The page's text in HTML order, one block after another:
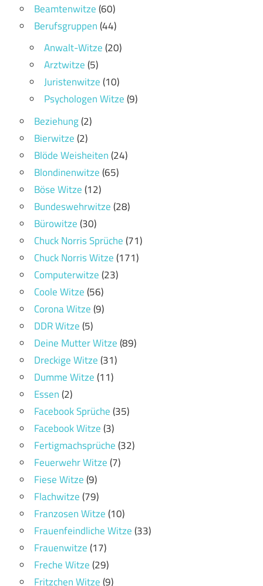
Beamtenwitze(60)
Berufsgruppen(44)
Anwalt-Witze(20)
Arztwitze(5)
Juristenwitze(10)
Psychologen Witze(9)
Beziehung(2)
Bierwitze(2)
Blöde Weisheiten(24)
Blondinenwitze(65)
Böse Witze(12)
Bundeswehrwitze(28)
Bürowitze(30)
Chuck Norris Sprüche(71)
Chuck Norris Witze(171)
Computerwitze(23)
Coole Witze(56)
Corona Witze(9)
DDR Witze(5)
Deine Mutter Witze(89)
Dreckige Witze(31)
Dumme Witze(11)
Essen(2)
Facebook Sprüche(35)
Facebook Witze(3)
Fertigmachsprüche(32)
Feuerwehr Witze(7)
Fiese Witze(9)
Flachwitze(79)
Franzosen Witze(10)
Frauenfeindliche Witze(33)
Frauenwitze(17)
Freche Witze(29)
Fritzchen Witze(9)